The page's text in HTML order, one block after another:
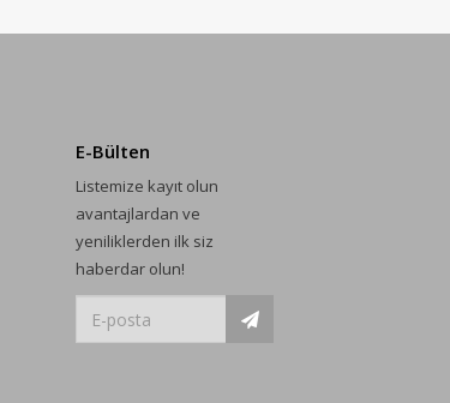
E-Bülten
Listemize kayıt olun
avantajlardan ve
yeniliklerden ilk siz
haberdar olun!